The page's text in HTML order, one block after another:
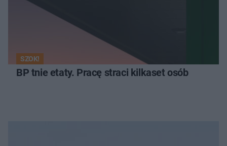
SZOK!
BP tnie etaty. Pracę straci kilkaset osób